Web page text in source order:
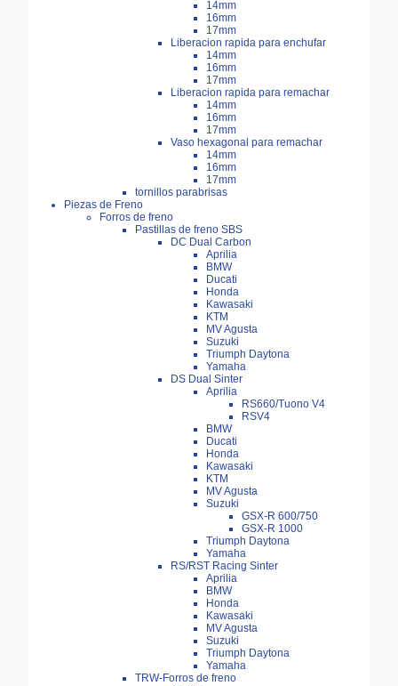
14mm
16mm
17mm
Liberacion rapida para enchufar
14mm
16mm
17mm
Liberacion rapida para remachar
14mm
16mm
17mm
Vaso hexagonal para remachar
14mm
16mm
17mm
tornillos parabrisas
Piezas de Freno
Forros de freno
Pastillas de freno SBS
DC Dual Carbon
Aprilia
BMW
Ducati
Honda
Kawasaki
KTM
MV Agusta
Suzuki
Triumph Daytona
Yamaha
DS Dual Sinter
Aprilia
RS660/Tuono V4
RSV4
BMW
Ducati
Honda
Kawasaki
KTM
MV Agusta
Suzuki
GSX-R 600/750
GSX-R 1000
Triumph Daytona
Yamaha
RS/RST Racing Sinter
Aprilia
BMW
Honda
Kawasaki
MV Agusta
Suzuki
Triumph Daytona
Yamaha
TRW-Forros de freno